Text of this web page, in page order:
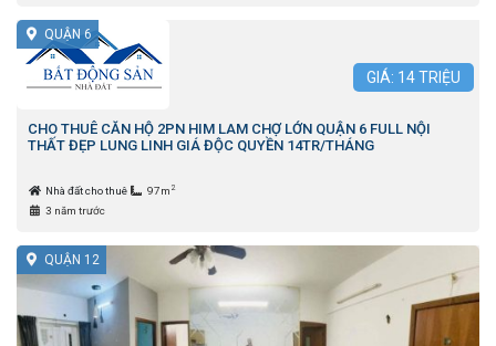
QUẬN 6
GIÁ: 14TRIỆU
CHO THUÊ CĂN HỘ 2PN HIM LAM CHỢ LỚN QUẬN 6 FULL NỘI
THẤT ĐẸP LUNG LINH GIÁ ĐỘC QUYỀN 14TR/THÁNG
Nhà đất cho thuê 97m 2
3 năm trước
QUẬN 12